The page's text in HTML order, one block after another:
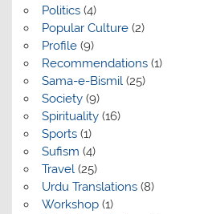
Politics(4)
Popular Culture(2)
Profile(9)
Recommendations(1)
Sama-e-Bismil(25)
Society(9)
Spirituality(16)
Sports(1)
Sufism (4)
Travel(25)
Urdu Translations(8)
Workshop(1)